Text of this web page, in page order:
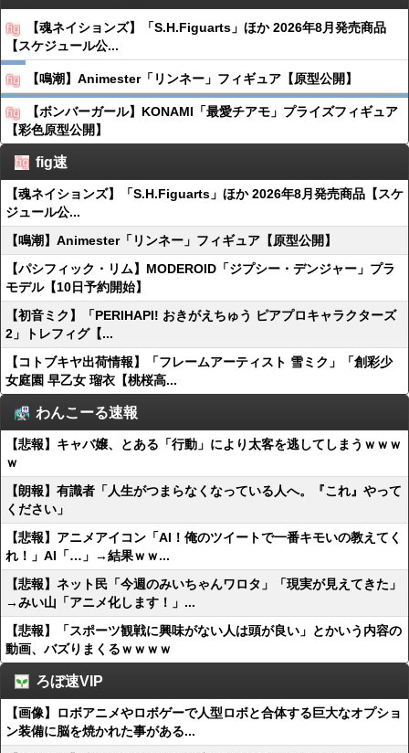
【魂ネイションズ】「S.H.Figuarts」ほか 2026年8月発売商品
【スケジュール公...
【鳴潮】Animester「リンネー」フィギュア【原型公開】
【ボンバーガール】KONAMI「最愛チアモ」プライズフィギュア
【彩色原型公開】
fig速
【魂ネイションズ】「S.H.Figuarts」ほか 2026年8月発売商品【スケ
ジュール公...
【鳴潮】Animester「リンネー」フィギュア【原型公開】
【パシフィック・リム】MODEROID「ジプシー・デンジャー」プラ
モデル【10日予約開始】
【初音ミク】「PERIHAPI! おきがえちゅう ピアプロキャラクターズ
2」トレフィグ【...
【コトブキヤ出荷情報】「フレームアーティスト 雪ミク」「創彩少
女庭園 早乙女 瑠衣【桃桜高...
わんこーる速報
【悲報】キャバ嬢、とある「行動」により太客を逃してしまうｗｗｗ
ｗ
【朗報】有識者「人生がつまらなくなっている人へ。『これ』やって
ください」
【悲報】アニメアイコン「AI！俺のツイートで一番キモいの教えてく
れ！」AI「…」→結果ｗｗ...
【悲報】ネット民「今週のみいちゃんワロタ」「現実が見えてきた」
→みい山「アニメ化します！」...
【悲報】「スポーツ観戦に興味がない人は頭が良い」とかいう内容の
動画、バズりまくるｗｗｗｗ
ろぼ速VIP
【画像】ロボアニメやロボゲーで人型ロボと合体する巨大なオプショ
ン装備に脳を焼かれた事がある...